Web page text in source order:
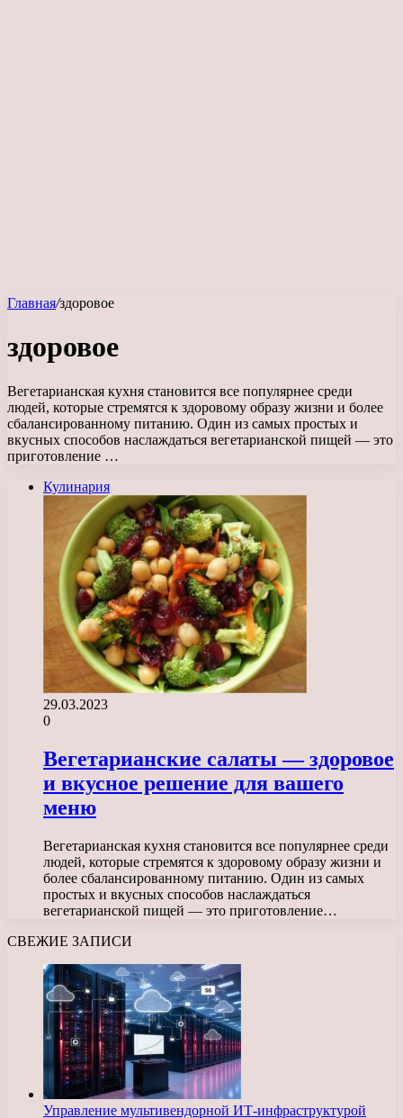
Главная/здоровое
здоровое
Вегетарианская кухня становится все популярнее среди
людей, которые стремятся к здоровому образу жизни и более
сбалансированному питанию. Один из самых простых и
вкусных способов наслаждаться вегетарианской пищей — это
приготовление …
Кулинария
29.03.2023
0
Вегетарианские салаты — здоровое
и вкусное решение для вашего
меню
Вегетарианская кухня становится все популярнее среди
людей, которые стремятся к здоровому образу жизни и
более сбалансированному питанию. Один из самых
простых и вкусных способов наслаждаться
вегетарианской пищей — это приготовление…
СВЕЖИЕ ЗАПИСИ
Управление мультивендорной ИТ-инфраструктурой